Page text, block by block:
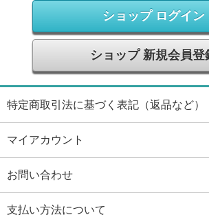
ショップ ログイン
ショップ 新規会員登
特定商取引法に基づく表記（返品など）
マイアカウント
お問い合わせ
支払い方法について